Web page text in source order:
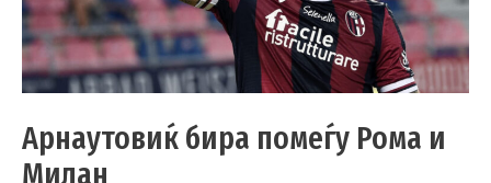
Арнаутовиќ бира помеѓу Рома и
Милан